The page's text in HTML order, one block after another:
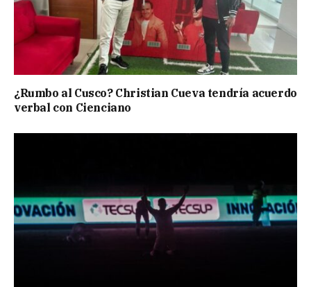
¿Rumbo al Cusco? Christian Cueva tendría acuerdo
verbal con Cienciano